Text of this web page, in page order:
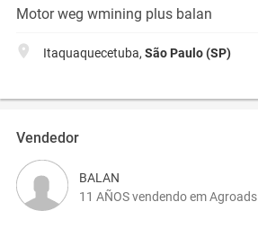
Motor weg wmining plus balan
Itaquaquecetuba, São Paulo (SP)
Vendedor
BALAN
11 AÑOS vendendo em Agroads